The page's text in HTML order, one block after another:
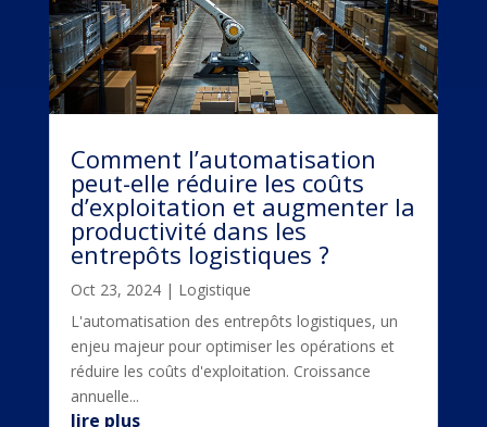
Comment l’automatisation
peut-elle réduire les coûts
d’exploitation et augmenter la
productivité dans les
entrepôts logistiques ?
Oct 23, 2024| Logistique
L'automatisation des entrepôts logistiques, un
enjeu majeur pour optimiser les opérations et
réduire les coûts d'exploitation. Croissance
annuelle...
lire plus